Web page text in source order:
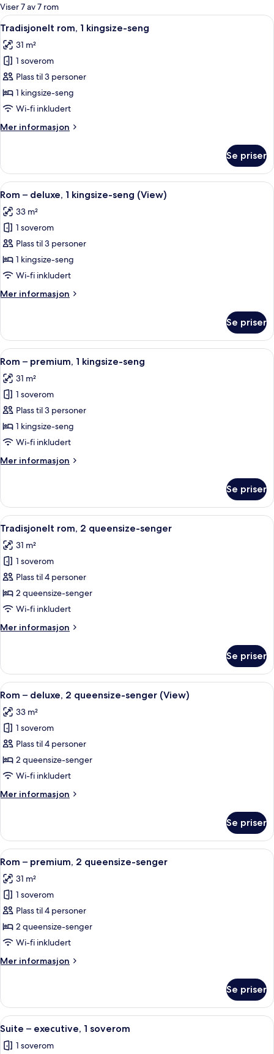
for
rom
Viser 7 av 7 rom
Åpne
alle
bildene
av
Tradisjonelt
rom,
1
seng
Sengetøy av topp kvalitet,
4
Tradisjonelt rom, 1 kingsize-seng
31 m²
1 soverom
Plass til 3 personer
1 kingsize-seng
Wi-fi inkludert
Mer informasjon
Mer
rom,
kingsize-
Se priser
Åpne
alle
bildene
av
Rom
–
deluxe,
kingsize-
Sengetøy av topp kvalitet,
6
Rom – deluxe, 1 kingsize-seng (View)
33 m²
1 soverom
Plass til 3 personer
1 kingsize-seng
Wi-fi inkludert
Mer informasjon
Mer
–
deluxe,
1
kingsize-
seng
(View)
Se priser
Åpne
alle
bildene
av
Rom
–
premium,
kingsize-
Sengetøy av topp kvalitet,
5
Rom – premium, 1 kingsize-seng
31 m²
1 soverom
Plass til 3 personer
1 kingsize-seng
Wi-fi inkludert
Mer informasjon
Mer
–
premium,
1
kingsize-
seng
Se priser
Åpne
alle
bildene
av
Tradisjonelt
rom,
2
senger
Sengetøy av topp kvalitet,
4
Tradisjonelt rom, 2 queensize-senger
31 m²
1 soverom
Plass til 4 personer
2 queensize-senger
Wi-fi inkludert
Mer informasjon
Mer
rom,
queensize-
Se priser
Åpne
alle
bildene
av
Rom
–
deluxe,
queensize-
Sengetøy av topp kvalitet,
7
Rom – deluxe, 2 queensize-senger (View)
33 m²
1 soverom
Plass til 4 personer
2 queensize-senger
Wi-fi inkludert
Mer informasjon
Mer
–
deluxe,
2
queensize-
senger
(View)
Se priser
Åpne
alle
bildene
av
Rom
–
premium,
queensize-
Sengetøy av topp kvalitet,
5
Rom – premium, 2 queensize-senger
31 m²
1 soverom
Plass til 4 personer
2 queensize-senger
Wi-fi inkludert
Mer informasjon
Mer
–
premium,
2
senger
Se priser
Åpne
alle
bildene
Suite – executive, 1 soverom |
7
Suite – executive, 1 soverom
1 soverom